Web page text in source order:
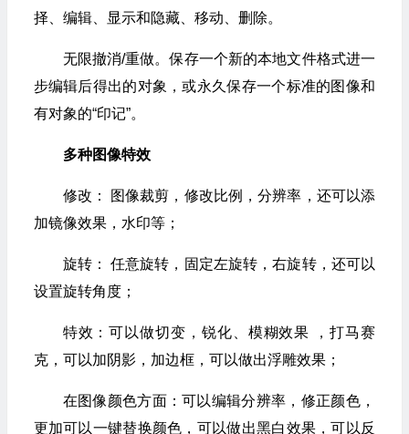
择、编辑、显示和隐藏、移动、删除。
无限撤消/重做。保存一个新的本地文件格式进一
步编辑后得出的对象，或永久保存一个标准的图像和
有对象的“印记”。
多种图像特效
修改： 图像裁剪，修改比例，分辨率，还可以添
加镜像效果，水印等；
旋转： 任意旋转，固定左旋转，右旋转，还可以
设置旋转角度；
特效：可以做切变，锐化、模糊效果 ，打马赛
克，可以加阴影，加边框，可以做出浮雕效果；
在图像颜色方面：可以编辑分辨率，修正颜色，
更加可以一键替换颜色，可以做出黑白效果，可以反